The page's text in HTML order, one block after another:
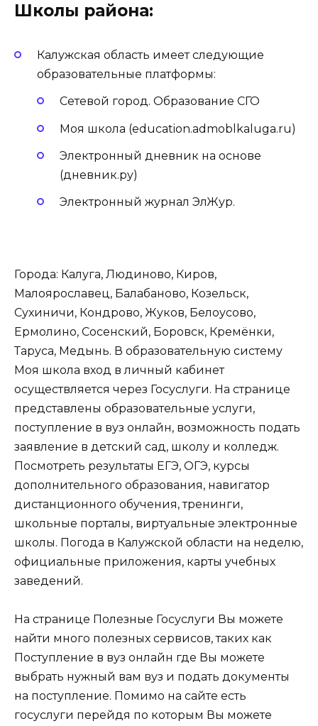
Школы района:
Калужская область имеет следующие
образовательные платформы:
Сетевой город. Образование СГО
Моя школа (education.admoblkaluga.ru)
Электронный дневник на основе
(дневник.ру)
Электронный журнал ЭлЖур.
Города: Калуга, Людиново, Киров,
Малоярославец, Балабаново, Козельск,
Сухиничи, Кондрово, Жуков, Белоусово,
Ермолино, Сосенский, Боровск, Кремёнки,
Таруса, Медынь. В образовательную систему
Моя школа вход в личный кабинет
осуществляется через Госуслуги. На странице
представлены образовательные услуги,
поступление в вуз онлайн, возможность подать
заявление в детский сад, школу и колледж.
Посмотреть результаты ЕГЭ, ОГЭ, курсы
дополнительного образования, навигатор
дистанционного обучения, тренинги,
школьные порталы, виртуальные электронные
школы. Погода в Калужской области на неделю,
официальные приложения, карты учебных
заведений.
На странице Полезные Госуслуги Вы можете
найти много полезных сервисов, таких как
Поступление в вуз онлайн где Вы можете
выбрать нужный вам вуз и подать документы
на поступление. Помимо на сайте есть
госуслуги перейдя по которым Вы можете